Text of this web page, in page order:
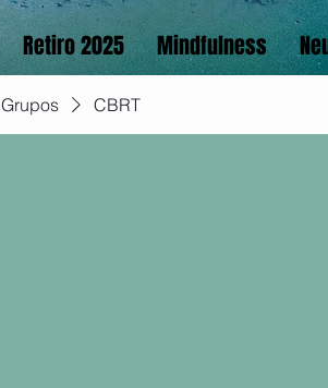
Retiro 2025 Mindfulness
Grupos CBRT